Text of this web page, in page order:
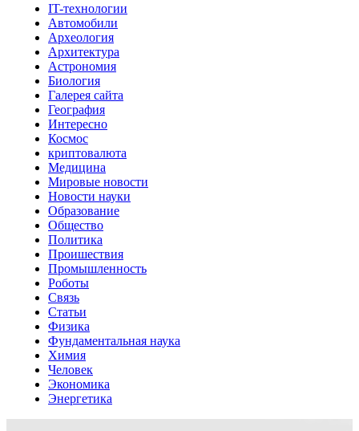
IT-технологии
Автомобили
Археология
Архитектура
Астрономия
Биология
Галерея сайта
География
Интересно
Космос
криптовалюта
Медицина
Мировые новости
Новости науки
Образование
Общество
Политика
Проишествия
Промышленность
Роботы
Связь
Статьи
Физика
Фундаментальная наука
Химия
Человек
Экономика
Энергетика